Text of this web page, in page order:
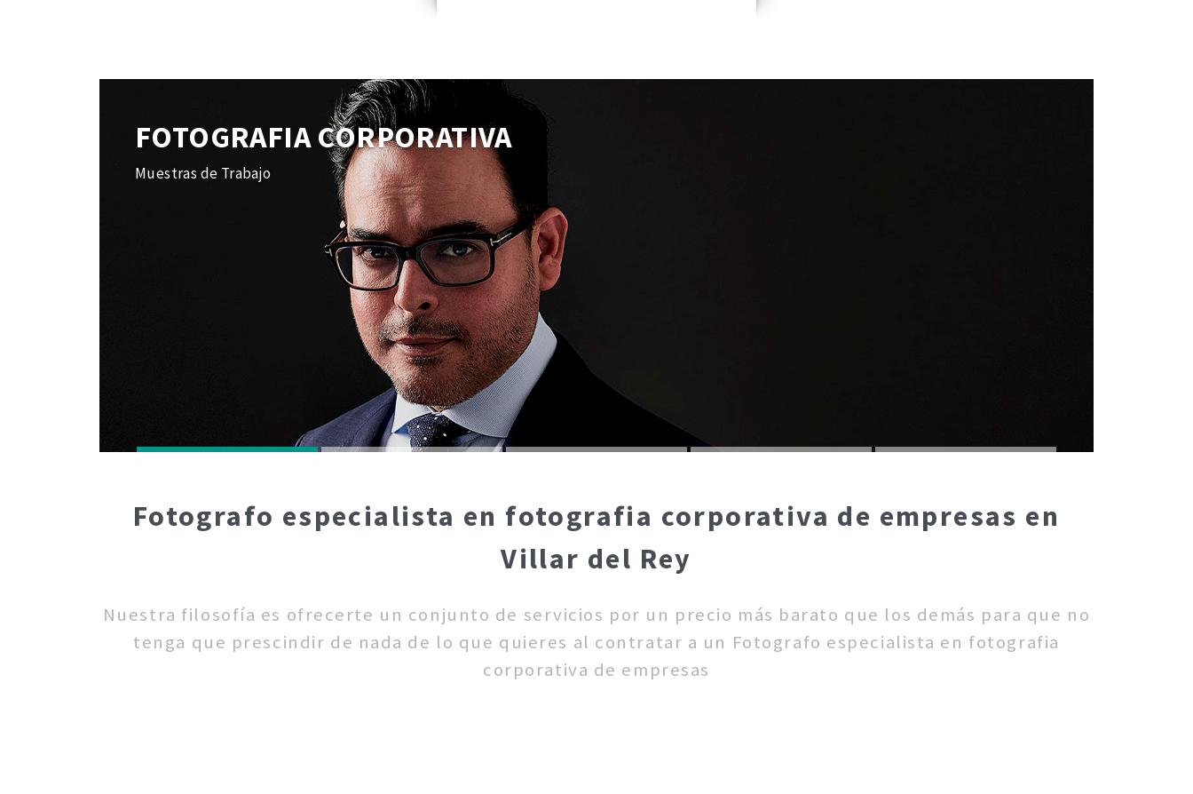
FOTOGRAFIA CORPORATIVA
Muestras de Trabajo
Fotografo especialista en fotografia corporativa de empresas en
Villar del Rey
Nuestra filosofía es ofrecerte un conjunto de servicios por un precio más barato que los demás para que no
tenga que prescindir de nada de lo que quieres al contratar a un Fotografo especialista en fotografia
corporativa de empresas